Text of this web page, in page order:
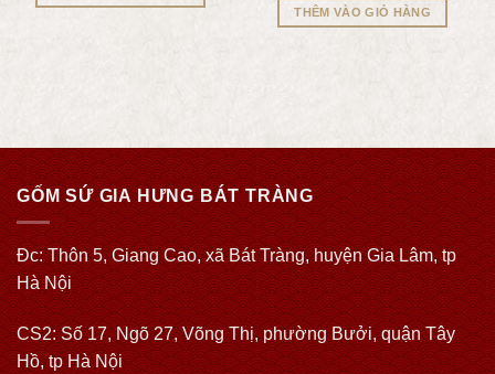
THÊM VÀO GIỎ HÀNG
GỐM SỨ GIA HƯNG BÁT TRÀNG
Đc: Thôn 5, Giang Cao, xã Bát Tràng, huyện Gia Lâm, tp
Hà Nội
CS2: Số 17, Ngõ 27, Võng Thị, phường Bưởi, quận Tây
Hồ, tp Hà Nội